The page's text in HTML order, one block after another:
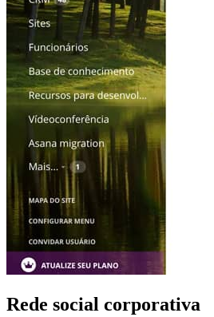
Rede social corporativa